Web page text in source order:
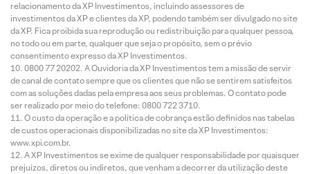
relacionamento da XP Investimentos, incluindo assessores de
investimentos da XP e clientes da XP, podendo também ser divulgado no site
da XP. Fica proibida sua reprodução ou redistribuição para qualquer pessoa,
no todo ou em parte, qualquer que seja o propósito, sem o prévio
consentimento expresso da XP Investimentos.
0800 77 20202. A Ouvidoria da XP Investimentos tem a missão de servir
de canal de contato sempre que os clientes que não se sentirem satisfeitos
com as soluções dadas pela empresa aos seus problemas. O contato pode
ser realizado por meio do telefone: 0800 722 3710.
O custo da operação e a política de cobrança estão definidos nas tabelas
de custos operacionais disponibilizadas no site da XP Investimentos:
www.xpi.com.br.
A XP Investimentos se exime de qualquer responsabilidade por quaisquer
prejuízos, diretos ou indiretos, que venham a decorrer da utilização deste